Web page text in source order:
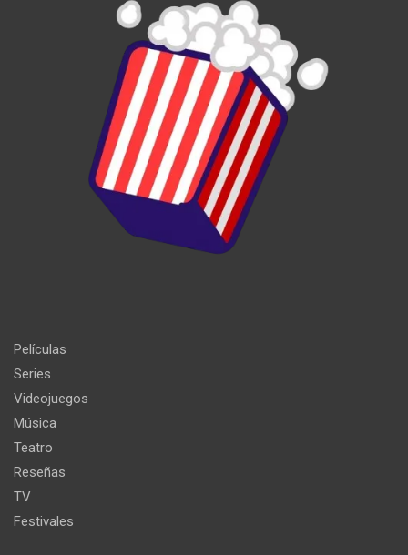
Películas
Series
Videojuegos
Música
Teatro
Reseñas
TV
Festivales